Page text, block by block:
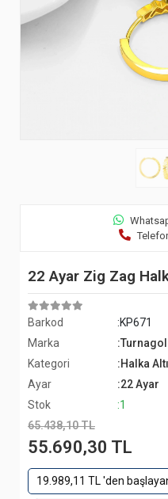
22 Ayar Zig Zag
Barkod
:KP671
Marka
Kategori
:Halka
Ayar
:22 Ayar
Stok
:1
65.438,10 TL
55.690,30 TL
19.989,11 TL 'den